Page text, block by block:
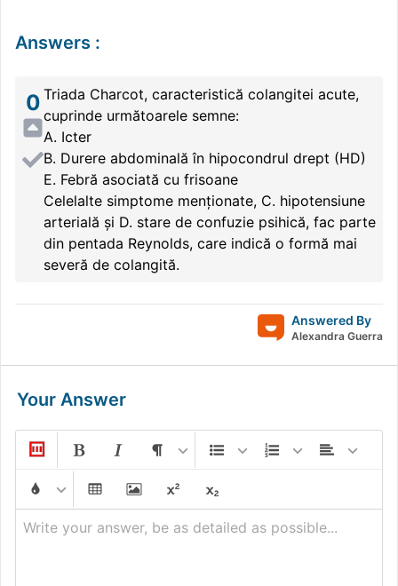
Answers :
0 Triada Charcot, caracteristică colangitei acute,
cuprinde următoarele semne:
A. Icter
B. Durere abdominală în hipocondrul drept (HD)
E. Febră asociată cu frisoane
Celelalte simptome menționate, C. hipotensiune
arterială și D. stare de confuzie psihică, fac parte
din pentada Reynolds, care indică o formă mai
severă de colangită.
Answered By
Alexandra Guerra
Your Answer
Write your answer, be as detailed as possible...